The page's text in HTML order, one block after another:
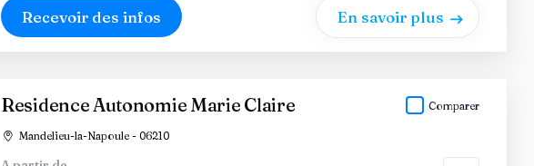
Recevoir des infos En savoir plus
Residence Autonomie Marie Claire
Mandelieu-la-Napoule - 06210
Comparer